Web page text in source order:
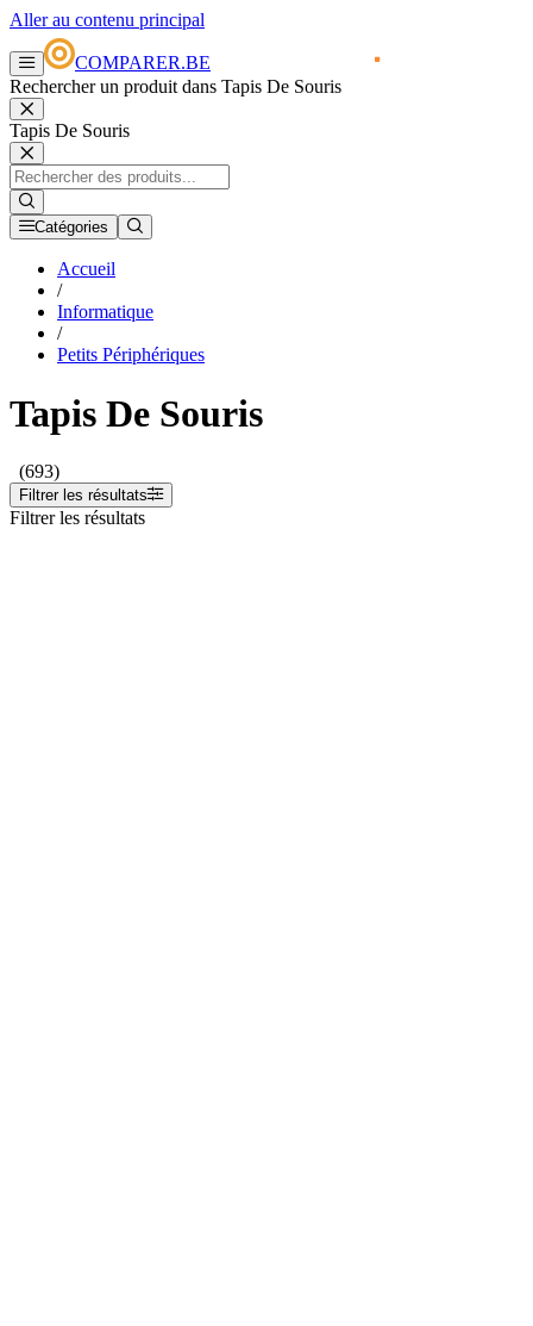
Aller au contenu principal
COMPARER.BE
Rechercher un produit dans Tapis De Souris
Tapis De Souris
Catégories
Accueil
/
Informatique
/
Petits Périphériques
Tapis De Souris
(693)
Filtrer les résultats
Filtrer les résultats